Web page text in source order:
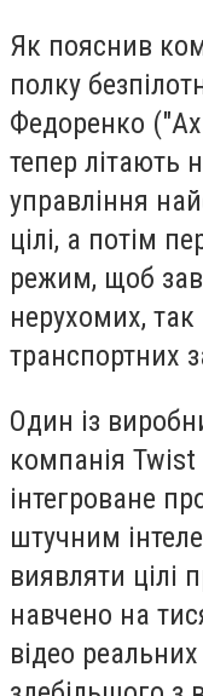
Як пояснив
полку
Федоренко
тепер літають
управління
цілі, а потім
режим, щоб
нерухомих,
транспортних
Один із
компанія
інтегроване
штучним
виявляти цілі
навчено на
відео